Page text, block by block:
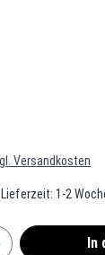
Versandkosten
1-2
Gib den In